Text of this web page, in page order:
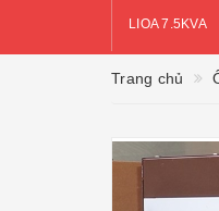
LIOA 7.5KVA
Trang chủ